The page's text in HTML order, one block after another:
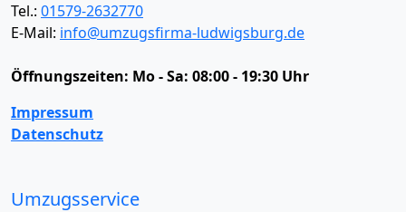
Tel.: 01579-2632770
E-Mail: info@umzugsfirma-ludwigsburg.de
Öffnungszeiten: Mo - Sa: 08:00 - 19:30 Uhr
Impressum
Datenschutz
Umzugsservice